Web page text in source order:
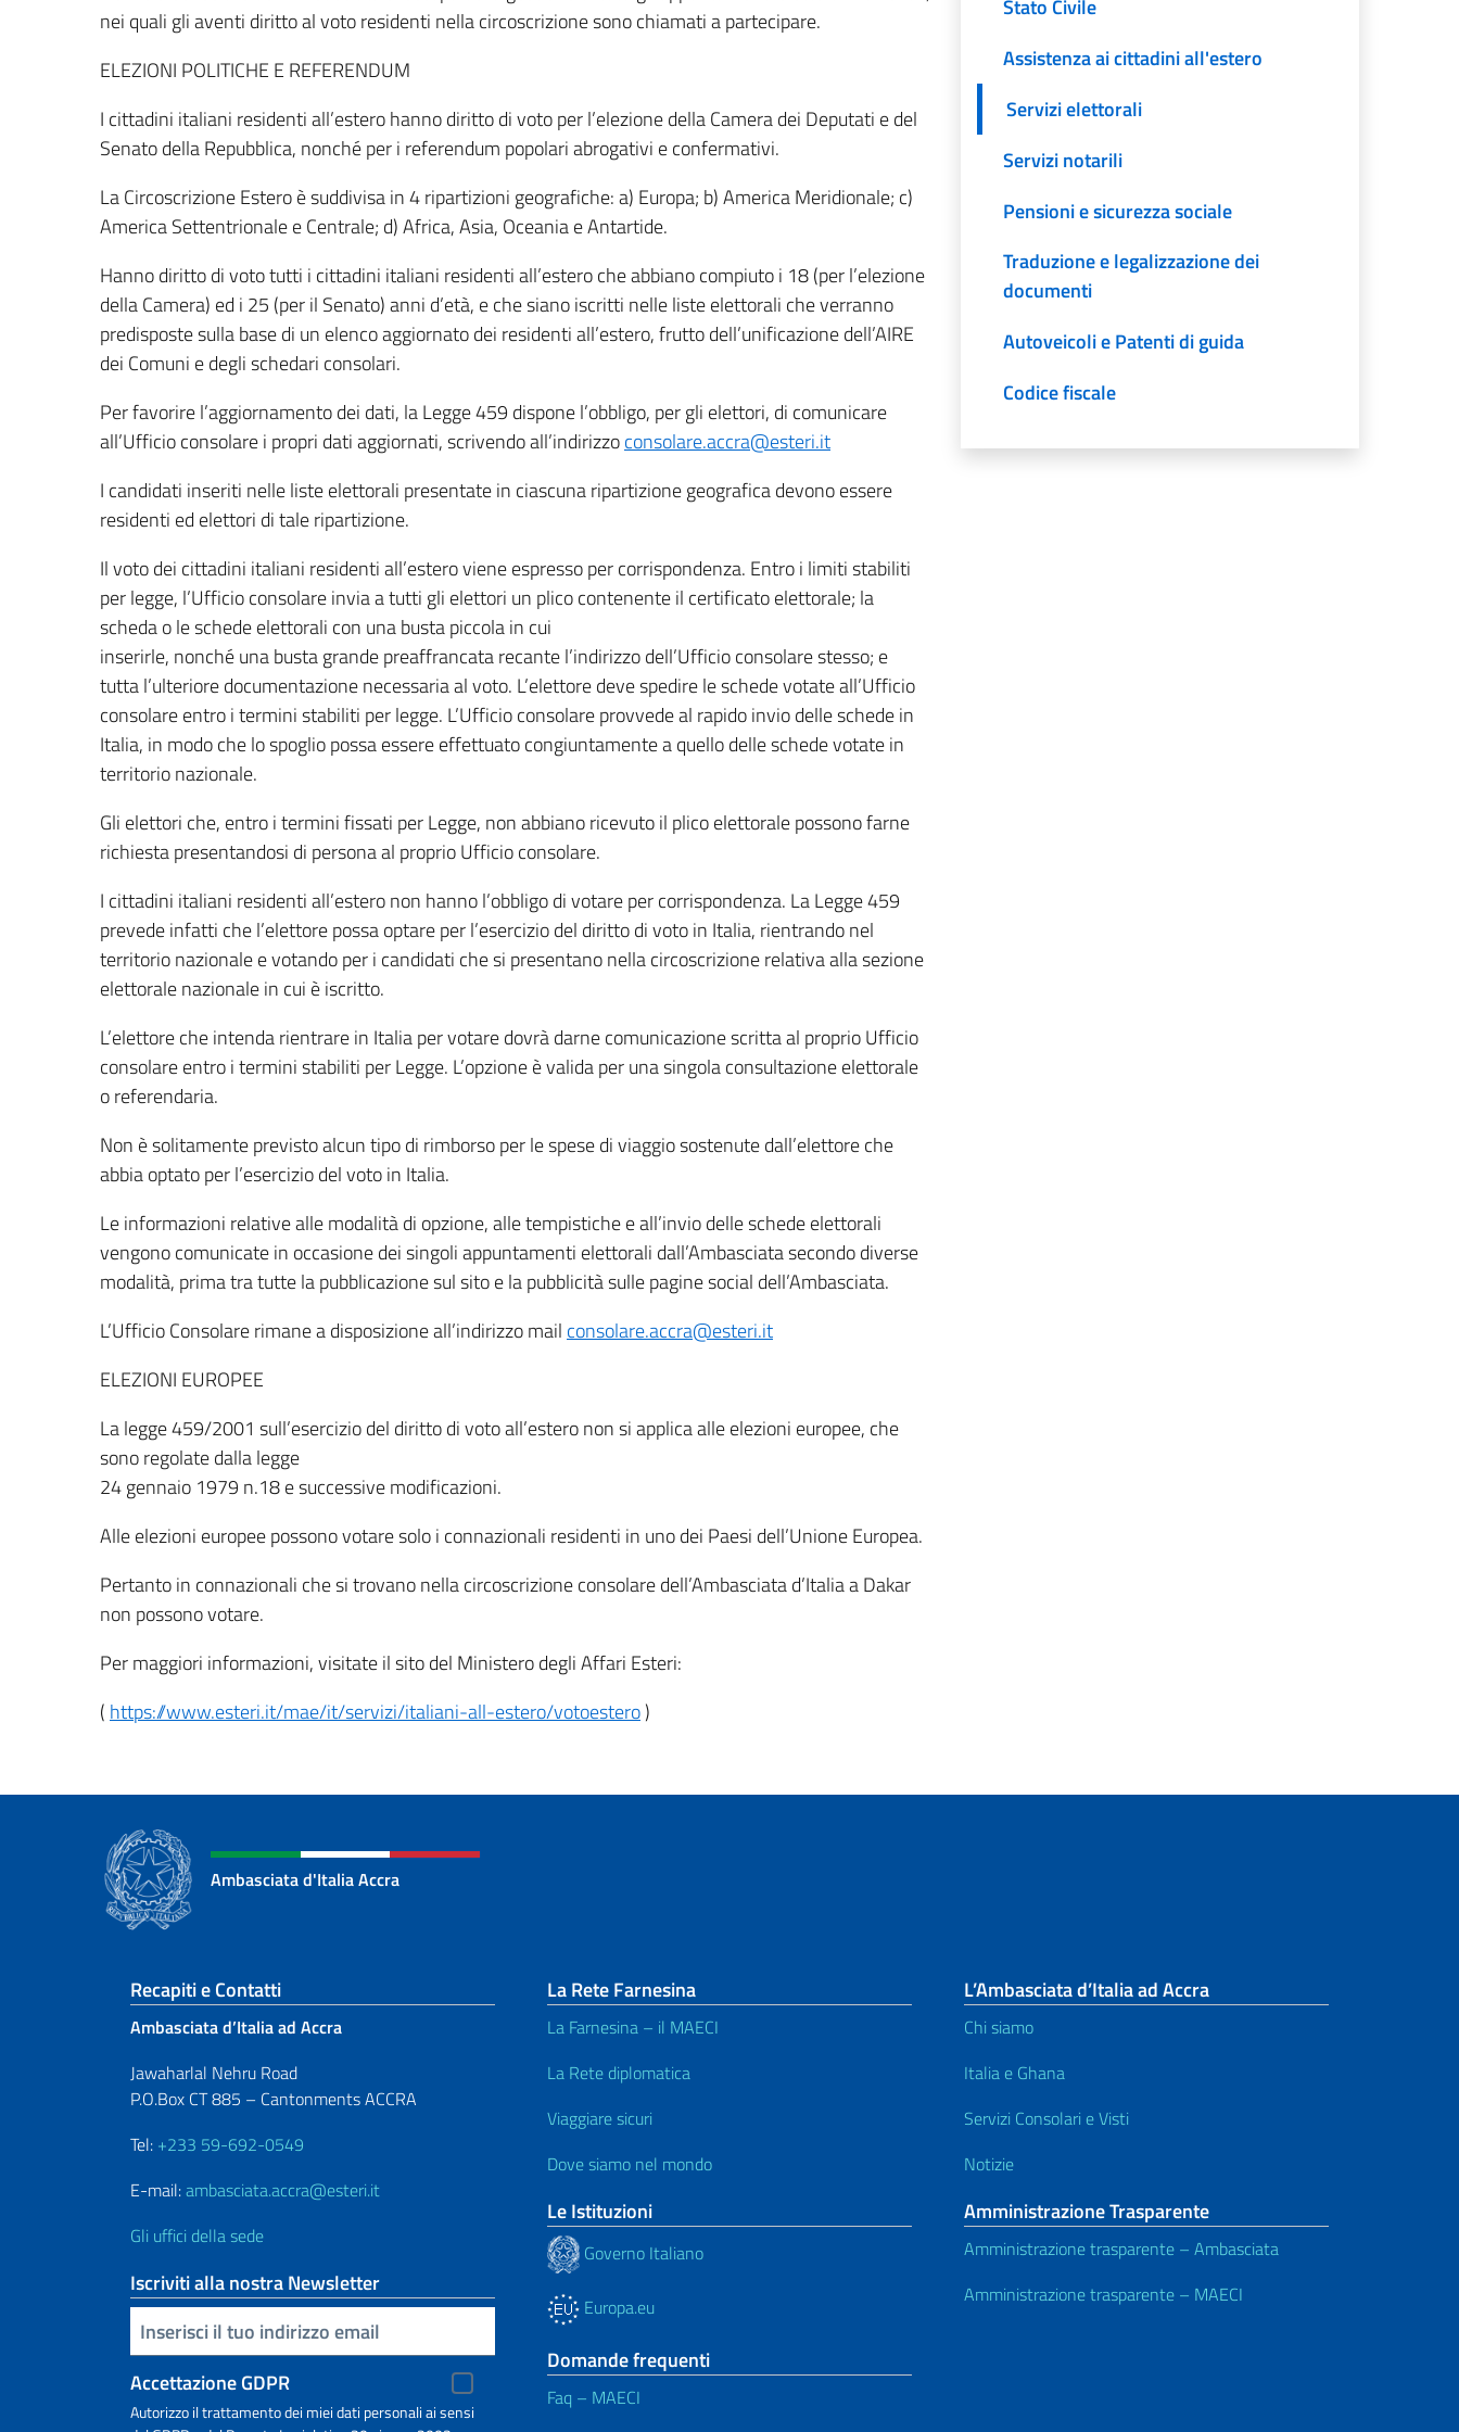
nei quali gli aventi diritto al voto residenti nella circoscrizione sono chiamati a partecipare.
ELEZIONI POLITICHE E REFERENDUM
I cittadini italiani residenti all’estero hanno diritto di voto per l’elezione della Camera dei Deputati e del
Senato della Repubblica, nonché per i referendum popolari abrogativi e confermativi.
La Circoscrizione Estero è suddivisa in 4 ripartizioni geografiche: a) Europa; b) America Meridionale; c)
America Settentrionale e Centrale; d) Africa, Asia, Oceania e Antartide.
Hanno diritto di voto tutti i cittadini italiani residenti all’estero che abbiano compiuto i 18 (per l’elezione
della Camera) ed i 25 (per il Senato) anni d’età, e che siano iscritti nelle liste elettorali che verranno
predisposte sulla base di un elenco aggiornato dei residenti all’estero, frutto dell’unificazione dell’AIRE
dei Comuni e degli schedari consolari.
Per favorire l’aggiornamento dei dati, la Legge 459 dispone l’obbligo, per gli elettori, di comunicare
all’Ufficio consolare i propri dati aggiornati, scrivendo all’indirizzoconsolare.accra@esteri.it
I candidati inseriti nelle liste elettorali presentate in ciascuna ripartizione geografica devono essere
residenti ed elettori di tale ripartizione.
Il voto dei cittadini italiani residenti all’estero viene espresso per corrispondenza. Entro i limiti stabiliti
per legge, l’Ufficio consolare invia a tutti gli elettori un plico contenente il certificato elettorale; la
scheda o le schede elettorali con una busta piccola in cui
inserirle, nonché una busta grande preaffrancata recante l’indirizzo dell’Ufficio consolare stesso; e
tutta l’ulteriore documentazione necessaria al voto. L’elettore deve spedire le schede votate all’Ufficio
consolare entro i termini stabiliti per legge. L’Ufficio consolare provvede al rapido invio delle schede in
Italia, in modo che lo spoglio possa essere effettuato congiuntamente a quello delle schede votate in
territorio nazionale.
Gli elettori che, entro i termini fissati per Legge, non abbiano ricevuto il plico elettorale possono farne
richiesta presentandosi di persona al proprio Ufficio consolare.
I cittadini italiani residenti all’estero non hanno l’obbligo di votare per corrispondenza. La Legge 459
prevede infatti che l’elettore possa optare per l’esercizio del diritto di voto in Italia, rientrando nel
territorio nazionale e votando per i candidati che si presentano nella circoscrizione relativa alla sezione
elettorale nazionale in cui è iscritto.
L’elettore che intenda rientrare in Italia per votare dovrà darne comunicazione scritta al proprio Ufficio
consolare entro i termini stabiliti per Legge. L’opzione è valida per una singola consultazione elettorale
o referendaria.
Non è solitamente previsto alcun tipo di rimborso per le spese di viaggio sostenute dall’elettore che
abbia optato per l’esercizio del voto in Italia.
Le informazioni relative alle modalità di opzione, alle tempistiche e all’invio delle schede elettorali
vengono comunicate in occasione dei singoli appuntamenti elettorali dall’Ambasciata secondo diverse
modalità, prima tra tutte la pubblicazione sul sito e la pubblicità sulle pagine social dell’Ambasciata.
L’Ufficio Consolare rimane a disposizione all’indirizzo mail consolare.accra@esteri.it
ELEZIONI EUROPEE
La legge 459/2001 sull’esercizio del diritto di voto all’estero non si applica alle elezioni europee, che
sono regolate dalla legge
24 gennaio 1979 n.18 e successive modificazioni.
Alle elezioni europee possono votare solo i connazionali residenti in uno dei Paesi dell’Unione Europea.
Pertanto in connazionali che si trovano nella circoscrizione consolare dell’Ambasciata d’Italia a Dakar
non possono votare.
Per maggiori informazioni, visitate il sito del Ministero degli Affari Esteri:
( https://www.esteri.it/mae/it/servizi/italiani-all-estero/votoestero)
Stato Civile
Assistenza ai cittadini all'estero
Servizi elettorali
Servizi notarili
Pensioni e sicurezza sociale
Traduzione e legalizzazione dei
documenti
Autoveicoli e Patenti di guida
Codice fiscale
Ambasciata d'Italia Accra
Sezione footer
Recapiti e Contatti
Ambasciata d’Italia ad Accra
Jawaharlal Nehru Road
P.O.Box CT 885 – Cantonments ACCRA
Tel: +233 59-692-0549
E-mail:ambasciata.accra@esteri.it
Gli uffici della sede
Iscriviti alla nostra Newsletter
Inserisci la tua email
Accettazione GDPR
Autorizzo il trattamento dei miei dati personali ai sensi
La Rete Farnesina
La Farnesina – il MAECI
La Rete diplomatica
Viaggiare sicuri
Dove siamo nel mondo
Le Istituzioni
Governo Italiano
Europa.eu
Domande frequenti
Faq – MAECI
L’Ambasciata d’Italia ad Accra
Chi siamo
Italia e Ghana
Servizi Consolari e Visti
Notizie
Amministrazione Trasparente
Amministrazione trasparente – Ambasciata
Amministrazione trasparente – MAECI